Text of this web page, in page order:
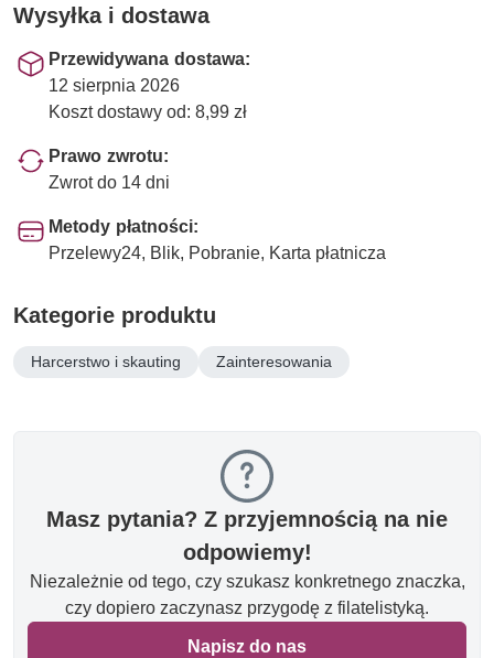
Wysyłka i dostawa
Przewidywana dostawa:
12 sierpnia 2026
Koszt dostawy od: 8,99 zł
Prawo zwrotu:
Zwrot do 14 dni
Metody płatności:
Przelewy24, Blik, Pobranie, Karta płatnicza
Kategorie produktu
Harcerstwo i skauting Zainteresowania
Masz pytania? Z przyjemnością na nie
odpowiemy!
Niezależnie od tego, czy szukasz konkretnego znaczka,
czy dopiero zaczynasz przygodę z filatelistyką.
Napisz do nas